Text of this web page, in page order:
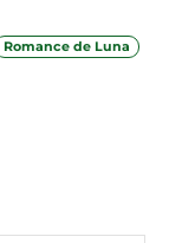
Romance de Luna